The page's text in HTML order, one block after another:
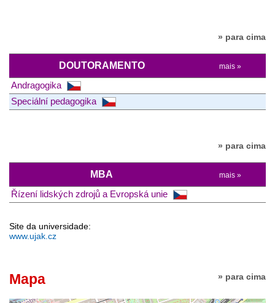
» para cima
DOUTORAMENTO mais »
Andragogika
Speciální pedagogika
» para cima
MBA mais »
Řízení lidských zdrojů a Evropská unie
Site da universidade:
www.ujak.cz
» para cima
Mapa